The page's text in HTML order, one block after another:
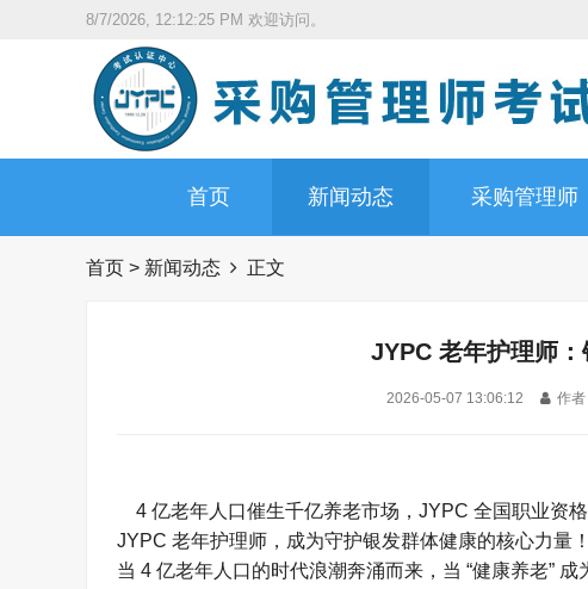
8/7/2026, 12:12:27 PM 欢迎访问。
首页 新闻动态 采购管理师
首页 > 新闻动态 正文
JYPC 老年护理师
2026-05-07 13:06:12 作者
4 亿老年人口催生千亿养老市场，JYPC 全国职业资
JYPC 老年护理师，成为守护银发群体健康的核心力量！​
当 4 亿老年人口的时代浪潮奔涌而来，当 “健康养老”